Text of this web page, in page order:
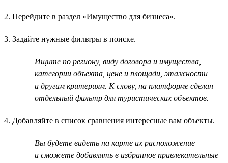
2. Перейдите в раздел «Имущество для бизнеса».
3. Задайте нужные фильтры в поиске.
Ищите по региону, виду договора и имущества,
категории объекта, цене и площади, этажности
и другим критериям. К слову, на платформе сделан
отдельный фильтр для туристических объектов.
4. Добавляйте в список сравнения интересные вам объекты.
Вы будете видеть на карте их расположение
и сможете добавлять в избранное привлекательные